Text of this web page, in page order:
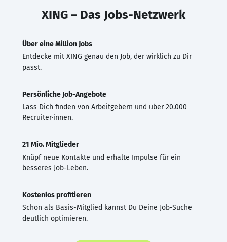
XING – Das Jobs-Netzwerk
Über eine Million Jobs
Entdecke mit XING genau den Job, der wirklich zu Dir
passt.
Persönliche Job-Angebote
Lass Dich finden von Arbeitgebern und über 20.000
Recruiter·innen.
21 Mio. Mitglieder
Knüpf neue Kontakte und erhalte Impulse für ein
besseres Job-Leben.
Kostenlos profitieren
Schon als Basis-Mitglied kannst Du Deine Job-Suche
deutlich optimieren.